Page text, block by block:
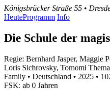
Königsbrücker Straße 55 •
HeuteProgramm Info
Die Schule der
Regie: Bernhard Jasper, Maggie
Loris Sichrovsky, Tomomi
Family • Deutschland • 2025 •
FSK: ab 0 Jahren